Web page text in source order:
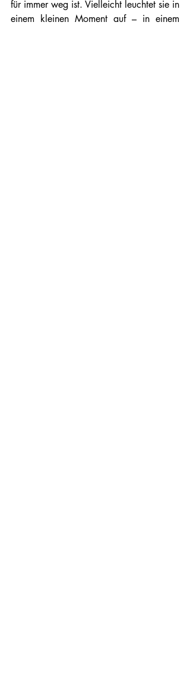
für immer weg ist. Vielleicht leuchtet sie in
einem kleinen Moment auf – in einem